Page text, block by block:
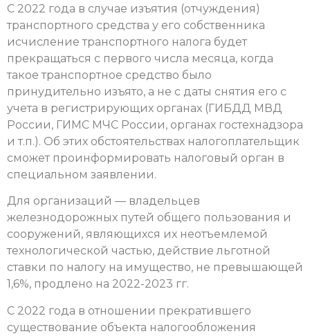
С 2022 года в случае изъятия (отчуждения)
транспортного средства у его собственника
исчисление транспортного налога будет
прекращаться с первого числа месяца, когда
такое транспортное средство было
принудительно изъято, а не с даты снятия его с
учета в регистрирующих органах (ГИБДД МВД
России, ГИМС МЧС России, органах гостехнадзора
и т.п.). Об этих обстоятельствах налогоплательщик
сможет проинформировать налоговый орган в
специальном заявлении.
Для организаций — владельцев
железнодорожных путей общего пользования и
сооружений, являющихся их неотъемлемой
технологической частью, действие льготной
ставки по налогу на имущество, не превышающей
1,6%, продлено на 2022-2023 гг.
С 2022 года в отношении прекратившего
существование объекта налогообложения